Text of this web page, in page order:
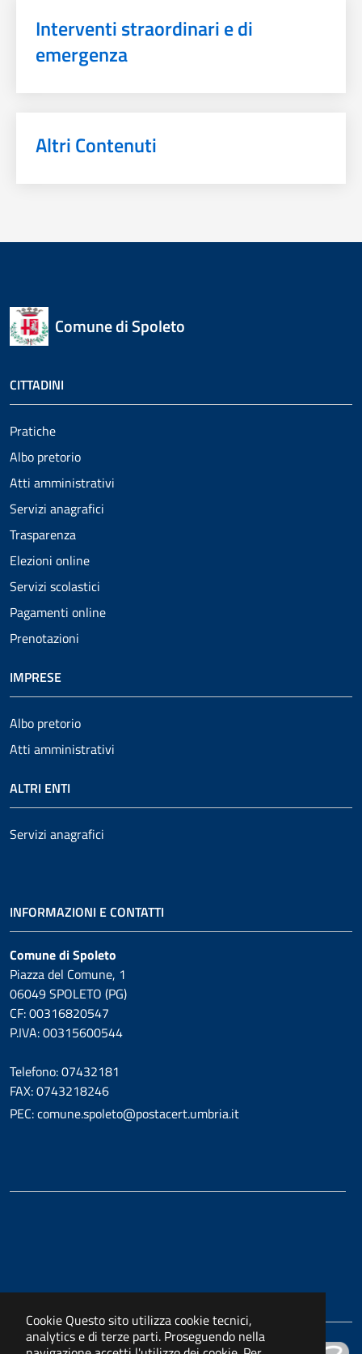
Cookie Questo sito utilizza cookie tecnici,
analytics e di terze parti. Proseguendo nella
Interventi straordinari e di
emergenza
Altri Contenuti
Comune di Spoleto
CITTADINI
Pratiche
Albo pretorio
Atti amministrativi
Servizi anagrafici
Trasparenza
Elezioni online
Servizi scolastici
Pagamenti online
Prenotazioni
IMPRESE
Albo pretorio
Atti amministrativi
ALTRI ENTI
Servizi anagrafici
INFORMAZIONI E CONTATTI
Comune di Spoleto
Piazza del Comune, 1
06049 SPOLETO (PG)
CF: 00316820547
P.IVA: 00315600544
Telefono: 07432181
FAX: 0743218246
PEC: comune.spoleto@postacert.umbria.it